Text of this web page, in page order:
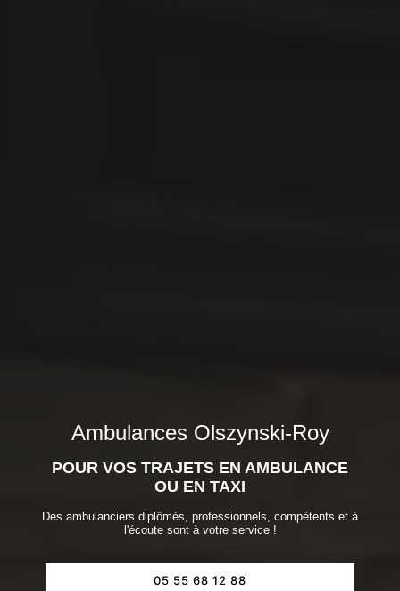
Ambulances Olszynski-Roy
POUR VOS TRAJETS EN AMBULANCE
OU EN TAXI
Des ambulanciers diplômés, professionnels, compétents et à
l'écoute sont à votre service !
05 55 68 12 88